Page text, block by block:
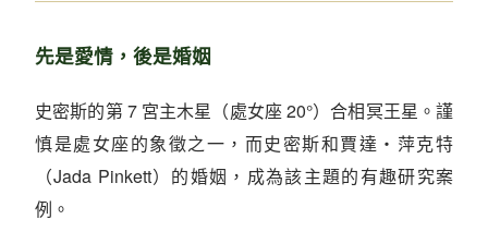
先是愛情，後是婚姻
史密斯的第 7 宮主木星（處女座 20°）合相冥王星。謹
慎是處女座的象徵之一，而史密斯和賈達・萍克特
（Jada Pinkett）的婚姻，成為該主題的有趣研究案
例。